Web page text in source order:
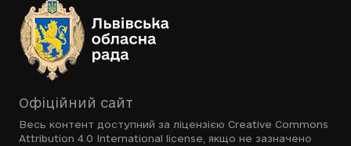
Офіційний сайт
Весь контент доступний за ліцензією Creative Commons
Attribution 4.0 International license , якщо не зазначено